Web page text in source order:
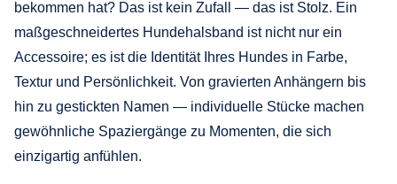
bekommen hat? Das ist kein Zufall — das ist Stolz. Ein
maßgeschneidertes Hundehalsband ist nicht nur ein
Accessoire; es ist die Identität Ihres Hundes in Farbe,
Textur und Persönlichkeit. Von gravierten Anhängern bis
hin zu gestickten Namen — individuelle Stücke machen
gewöhnliche Spaziergänge zu Momenten, die sich
einzigartig anfühlen.